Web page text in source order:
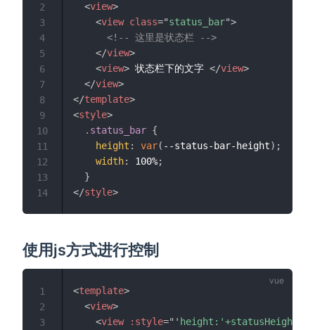
<view>
<view class="status_bar">
<!-- 这里是状态栏 -->
</view>
<view> 状态栏下的文字 </view>
</view>
</template>
<style>
.status_bar {
height : var( --status-bar-height) ;
width: 100%;
}
</style>
2
3
4
5
6
7
8
9
10
11
12
13
14
使用js方式进行控制
<template>
<view>
<view :style=" '
1
2
3